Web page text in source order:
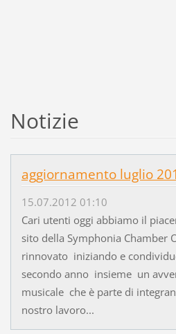
Notizie
aggiornamento luglio
15.07.2012 01:10
Cari utenti oggi abbiamo il
sito della Symphonia Chamber
rinnovato iniziando e
secondo anno insieme un
musicale che è parte di
nostro lavoro...